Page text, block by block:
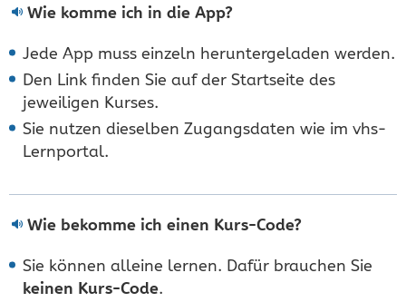
Wie komme ich in die App?
Jede App muss einzeln heruntergeladen werden.
Den Link finden Sie auf der Startseite des
jeweiligen Kurses.
Sie nutzen dieselben Zugangsdaten wie im vhs-
Lernportal.
Wie bekomme ich einen Kurs-Code?
Sie können alleine lernen. Dafür brauchen Sie
keinen Kurs-Code.